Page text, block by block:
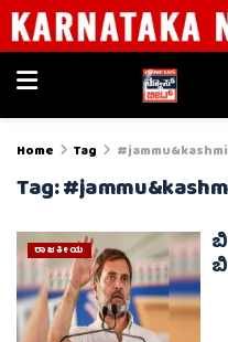
Home Tag
Tag:
ರಾಜಕೀಯ